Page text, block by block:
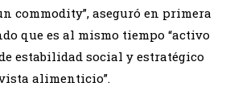
commodity”, aseguró en primera
que es al mismo tiempo “activo
estabilidad social y estratégico
alimenticio”.